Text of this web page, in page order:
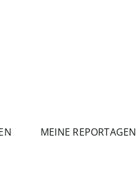
MEINE REPORTAGEN